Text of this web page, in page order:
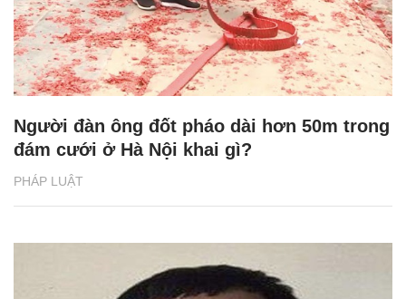
PHÁP LUẬT
Người đàn ông đốt pháo dài hơn 50m trong
đám cưới ở Hà Nội khai gì?